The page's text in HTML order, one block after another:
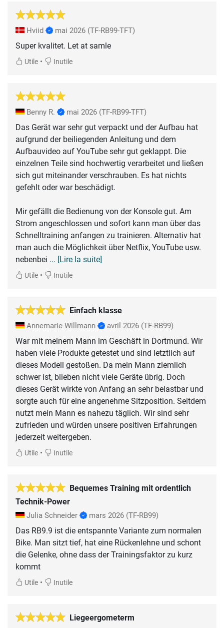
Hviid mai 2026 (TF-RB99-TFT)
Super kvalitet. Let at samle
Utile • Inutile
Benny R. mai 2026 (TF-RB99-TFT)
Das Gerät war sehr gut verpackt und der Aufbau hat
aufgrund der beiliegenden Anleitung und dem
Aufbauvideo auf YouTube sehr gut geklappt. Die
einzelnen Teile sind hochwertig verarbeitet und ließen
sich gut miteinander verschrauben. Es hat nichts
gefehlt oder war beschädigt.
Mir gefällt die Bedienung von der Konsole gut. Am
Strom angeschlossen und sofort kann man über das
Schnelltraining anfangen zu trainieren. Alternativ hat
man auch die Möglichkeit über Netflix, YouTube usw.
nebenbei ... [Lire la suite]
Utile • Inutile
Einfach klasse
Annemarie Willmann avril 2026 (TF-RB99)
War mit meinem Mann im Geschäft in Dortmund. Wir
haben viele Produkte getestet und sind letztlich auf
dieses Modell gestoßen. Da mein Mann ziemlich
schwer ist, blieben nicht viele Geräte übrig. Doch
dieses Gerät wirkte von Anfang an sehr belastbar und
sorgte auch für eine angenehme Sitzposition. Seitdem
nutzt mein Mann es nahezu täglich. Wir sind sehr
zufrieden und würden unsere positiven Erfahrungen
jederzeit weitergeben.
Utile • Inutile
Bequemes Training mit ordentlich
Technik-Power
Julia Schneider mars 2026 (TF-RB99)
Das RB9.9 ist die entspannte Variante zum normalen
Bike. Man sitzt tief, hat eine Rückenlehne und schont
die Gelenke, ohne dass der Trainingsfaktor zu kurz
kommt
Utile • Inutile
Liegeergometerm